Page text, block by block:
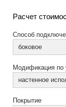
Расчет
Способ
боковое
Модификация по
настенное
Покрытие